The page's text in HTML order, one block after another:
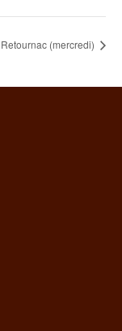
Retournac (mercredi)